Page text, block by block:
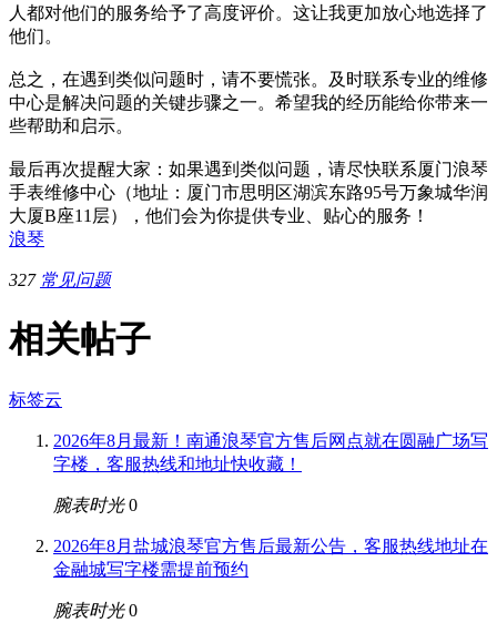
人都对他们的服务给予了高度评价。这让我更加放心地选择了
他们。
总之，在遇到类似问题时，请不要慌张。及时联系专业的维修
中心是解决问题的关键步骤之一。希望我的经历能给你带来一
些帮助和启示。
最后再次提醒大家：如果遇到类似问题，请尽快联系厦门浪琴
手表维修中心（地址：厦门市思明区湖滨东路95号万象城华润
大厦B座11层），他们会为你提供专业、贴心的服务！
浪琴
327 常见问题
相关帖子
标签云
2026年8月最新！南通浪琴官方售后网点就在圆融广场写
字楼，客服热线和地址快收藏！
腕表时光 0
2026年8月盐城浪琴官方售后最新公告，客服热线地址在
金融城写字楼需提前预约
腕表时光 0